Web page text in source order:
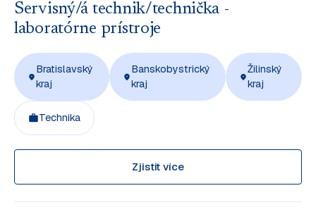
Servisný/á technik/technička -
laboratórne prístroje
Bratislavský
kraj
Banskobystrický
kraj
Žilinský
kraj
Technika
Zjistit více